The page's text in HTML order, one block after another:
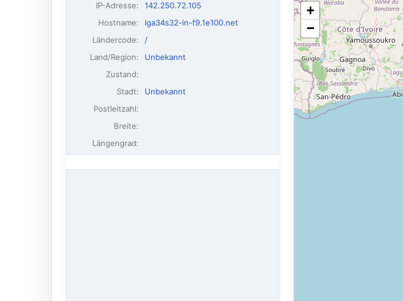
IP-Adresse:
142.250.72.105
Hostname:
lga34s32-in-f9.1e100.net
Ländercode:
/
Land/Region:
Unbekannt
Zustand:
Stadt:
Unbekannt
Postleitzahl:
Breite:
Längengrad:
+
−